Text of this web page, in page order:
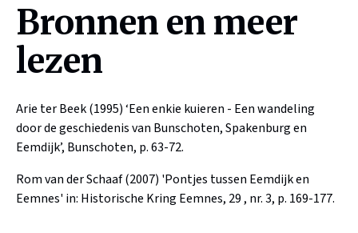
Bronnen en meer
lezen
Arie ter Beek (1995) ‘Een enkie kuieren - Een wandeling
door de geschiedenis van Bunschoten, Spakenburg en
Eemdijk’, Bunschoten, p. 63-72.
Rom van der Schaaf (2007) 'Pontjes tussen Eemdijk en
Eemnes' in: Historische Kring Eemnes, 29 , nr. 3, p. 169-177.